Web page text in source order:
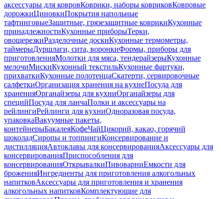
аксессуары для ковровКоврики, наборы ковриковКовровые
дорожкиЦиновкиПокрытия напольные
тафтинговыеЗащитные, грязезащитные коврикиКухонные
принадлежностиКухонные приборыТерки,
овощерезкиРазделочные доскиКухонные термометры,
таймерыДуршлаги, сита, воронкиФормы, приборы для
приготовленияМолотки для мяса, тендерайзерыКухонные
мелочиМискиКухонный текстильКухонные фартуки,
прихваткиКухонные полотенцаСкатерти, сервировочные
салфеткиОрганизация хранения на кухнеПосуда для
храненияОрганайзеры для кухниОрганайзеры для
специйПосуда для ланчаПолки и аксессуары на
рейлингиРейлинги для кухниОдноразовая посуда,
упаковкаВакуумные пакеты,
контейнерыБакалеяКофеЧайЦикорий, какао, горячий
шоколадСиропы и топпингиКонсервирование и
дистилляцияАвтоклавы для консервированияАксессуары для
консервированияПриспособления для
консервированияОткрывалкиПивоварниЕмкости для
броженияИнгредиенты для приготовления алкогольных
напитковАксессуары для приготовления и хранения
алкогольных напитковКомплектующие для